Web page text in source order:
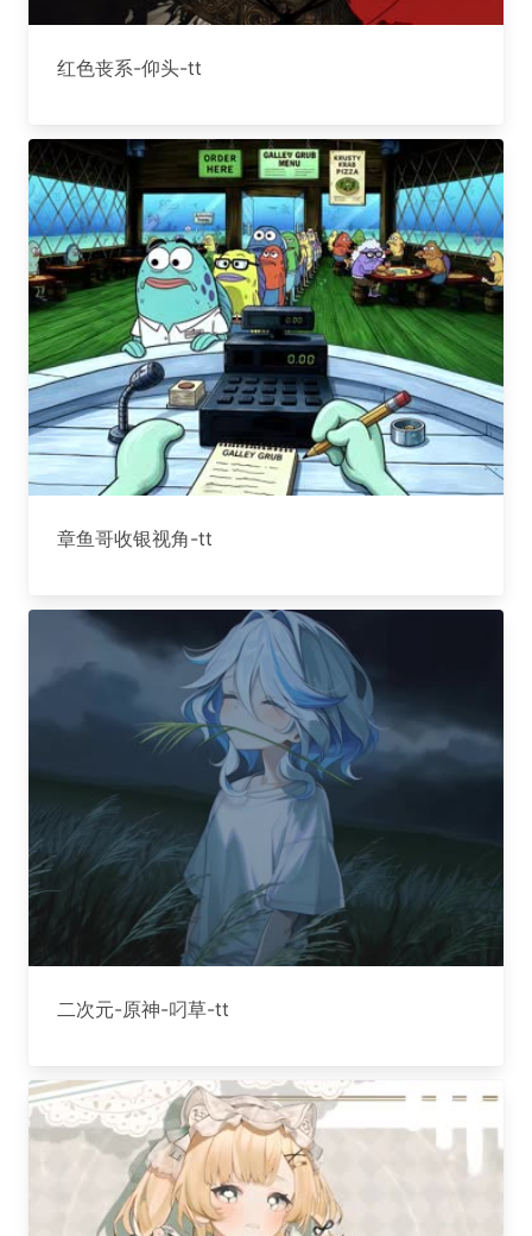
红色丧系-仰头-tt
章鱼哥收银视角-tt
二次元-原神-叼草-tt